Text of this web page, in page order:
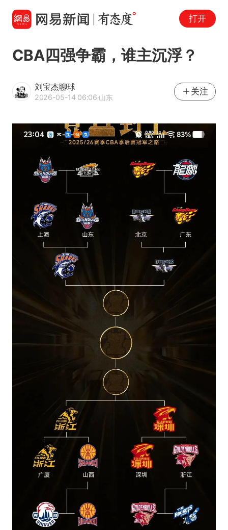
打开
CBA四强争霸，谁主沉浮？
刘宝杰聊球
2026-05-14 06:06·山东
关注